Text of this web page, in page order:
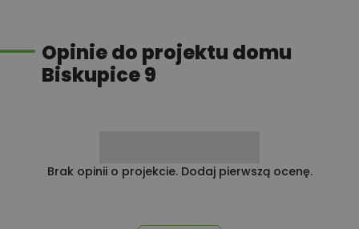
Rabat 10% na zakupy w
Castorama
100,00 zł
Opinie do projektu domu
Biskupice 9
Brak opinii o projekcie. Dodaj pierwszą ocenę.